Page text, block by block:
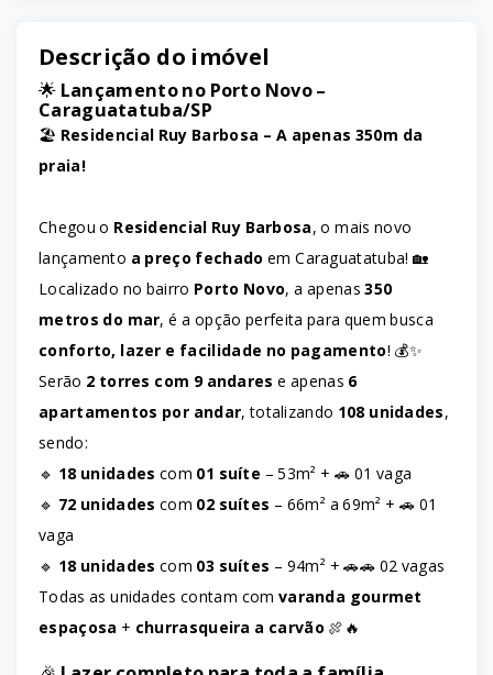
Descrição do imóvel
🌟 Lançamento no Porto Novo –
Caraguatatuba/SP
🏖️ Residencial Ruy Barbosa – A apenas 350m da
praia!
Chegou o Residencial Ruy Barbosa, o mais novo
lançamento a preço fechado em Caraguatatuba! 🏡
Localizado no bairro Porto Novo, a apenas350
metros do mar, é a opção perfeita para quem busca
conforto, lazer e facilidade no pagamento! 💰✨
Serão 2 torres com 9 andares e apenas 6
apartamentos por andar, totalizando 108 unidades,
sendo:
🔹 18 unidades com 01 suíte – 53m² + 🚗 01 vaga
🔹 72 unidades com 02 suítes – 66m² a 69m² + 🚗 01
vaga
🔹 18 unidades com 03 suítes – 94m² + 🚗🚗 02 vagas
Todas as unidades contam com varanda gourmet
espaçosa + churrasqueira a carvão 🍖🔥